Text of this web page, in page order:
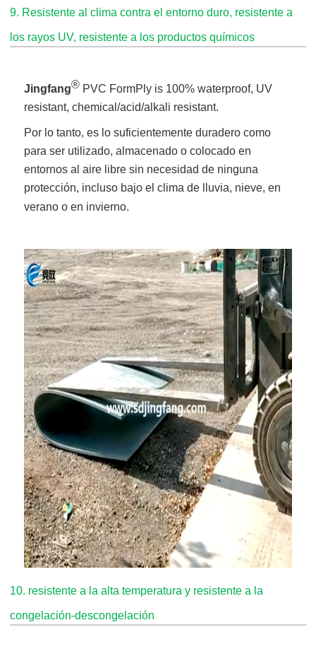
9. Resistente al clima contra el entorno duro, resistente a
los rayos UV, resistente a los productos químicos
Jingfang® PVC FormPly is 100% waterproof, UV
resistant, chemical/acid/alkali resistant.
Por lo tanto, es lo suficientemente duradero como
para ser utilizado, almacenado o colocado en
entornos al aire libre sin necesidad de ninguna
protección, incluso bajo el clima de lluvia, nieve, en
verano o en invierno.
10. resistente a la alta temperatura y resistente a la
congelación-descongelación